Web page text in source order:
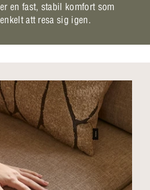
en fast, stabil komfort som
att resa sig igen.